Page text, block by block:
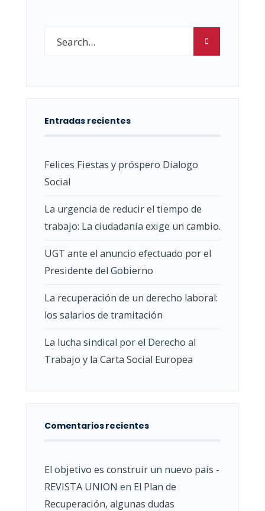
Entradas recientes
Felices Fiestas y próspero Dialogo
Social
La urgencia de reducir el tiempo de
trabajo: La ciudadanía exige un cambio.
UGT ante el anuncio efectuado por el
Presidente del Gobierno
La recuperación de un derecho laboral:
los salarios de tramitación
La lucha sindical por el Derecho al
Trabajo y la Carta Social Europea
Comentarios recientes
El objetivo es construir un nuevo país -
REVISTA UNION en El Plan de
Recuperación, algunas dudas